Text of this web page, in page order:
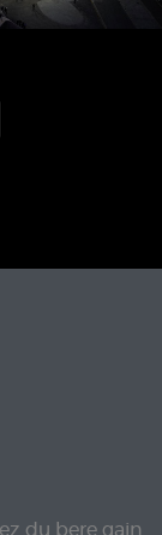
du bere gain